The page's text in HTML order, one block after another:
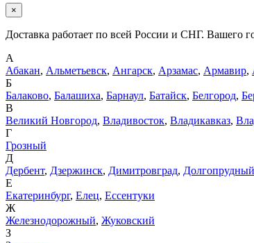
×
Доставка работает по всей России и СНГ. Вашего
А
Абакан, Альметьевск, Ангарск, Арзамас, Армавир,
Б
Балаково, Балашиха, Барнаул, Батайск, Белгород,
В
Великий Новгород, Владивосток, Владикавказ,
Г
Грозный
Д
Дербент, Дзержинск, Димитровград, Долгопрудный
Е
Екатеринбург, Елец, Ессентуки
Ж
Железнодорожный, Жуковский
З